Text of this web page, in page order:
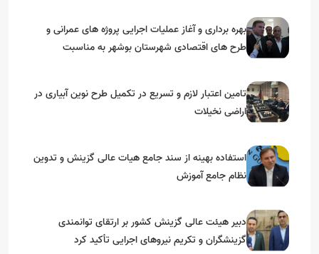
بهره برداری و آغاز عملیات اجرایی پروژه های عمرانی و
طرح های اقتصادی شهرستان بوشهر به مناسبت
تامین اعتبار لازم و تسریع در تکمیل طرح نوین آبیاری در
اراضی نخیلات
استفاده بهینه از سند جامع هیات عالی گزینش و‌ تدوین
نظام جامع آموزش
دبیر هیئت عالی گزینش کشور بر ارتقای توانمندی
گزینشگران و تکریم نیروهای اجرایی تأکید کرد